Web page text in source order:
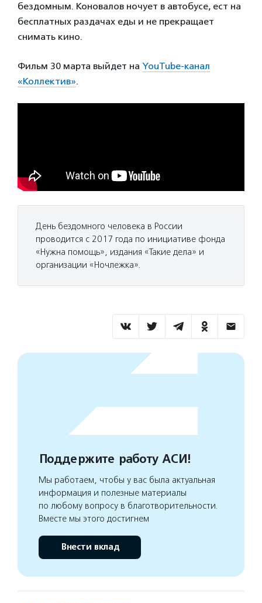
бездомным. Коновалов ночует в автобусе, ест на
бесплатных раздачах еды и не прекращает
снимать кино.
Фильм 30 марта выйдет на YouTube-канал
«Коллектив».
День бездомного человека в России
проводится с 2017 года по инициативе фонда
«Нужна помощь», издания «Такие дела» и
организации «Ночлежка».
Поддержите работу АСИ!
Мы работаем, чтобы у вас была актуальная
информация и полезные материалы
по любому вопросу в благотворительности.
Вместе мы этого достигнем
Внести вклад